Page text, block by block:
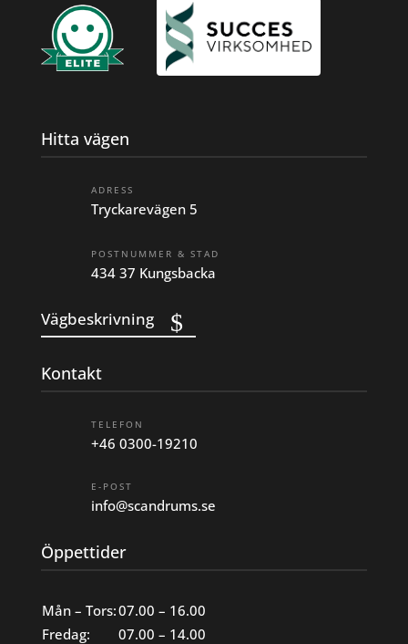
Hitta vägen
ADRESS
Tryckarevägen 5
POSTNUMMER & STAD
434 37 Kungsbacka
Vägbeskrivning
Kontakt
TELEFON
+46 0300-19210
E-POST
info@scandrums.se
Öppettider
Mån – Tors:07.00 – 16.00
Fredag:
07.00 – 14.00